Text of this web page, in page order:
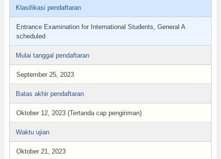
Klasifikasi pendaftaran
Entrance Examination for International Students, General A
scheduled
Mulai tanggal pendaftaran
September 25, 2023
Batas akhir pendaftaran
Oktober 12, 2023 (Tertanda cap pengiriman)
Waktu ujian
Oktober 21, 2023